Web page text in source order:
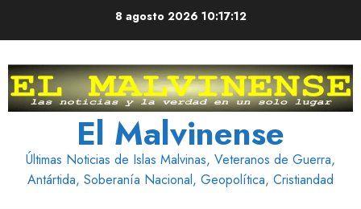
8 agosto 2026 10:17:13
El Malvinense
Últimas Noticias de Islas Malvinas, Veteranos de Guerra,
Antártida, Soberanía Nacional, Geopolítica, Cristiandad